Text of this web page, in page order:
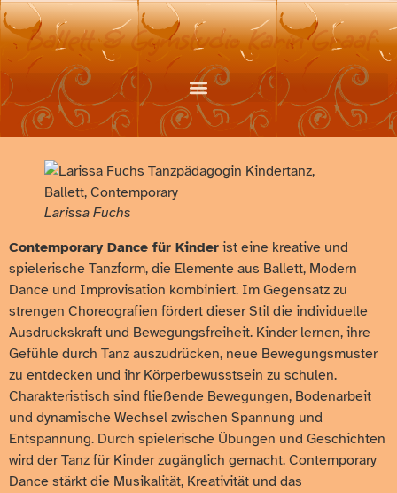
Ballett & Gymstudio Karin Graaf
Larissa Fuchs
Contemporary Dance für Kinder ist eine kreative und
spielerische Tanzform, die Elemente aus Ballett, Modern
Dance und Improvisation kombiniert. Im Gegensatz zu
strengen Choreografien fördert dieser Stil die individuelle
Ausdruckskraft und Bewegungsfreiheit. Kinder lernen, ihre
Gefühle durch Tanz auszudrücken, neue Bewegungsmuster
zu entdecken und ihr Körperbewusstsein zu schulen.
Charakteristisch sind fließende Bewegungen, Bodenarbeit
und dynamische Wechsel zwischen Spannung und
Entspannung. Durch spielerische Übungen und Geschichten
wird der Tanz für Kinder zugänglich gemacht. Contemporary
Dance stärkt die Musikalität, Kreativität und das